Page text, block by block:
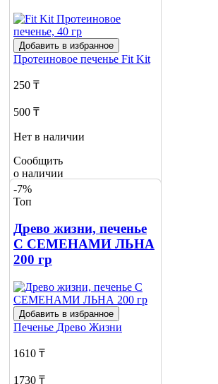
Добавить в избранное
Протеиновое печенье Fit Kit
250 ₸
500 ₸
Нет в наличии
Сообщить
о наличии
1
-7%
Топ
Древо жизни, печенье
С СЕМЕНАМИ ЛЬНА
200 гр
Добавить в избранное
Печенье Древо Жизни
1610 ₸
1730 ₸